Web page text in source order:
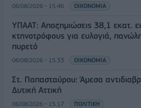
06/08/2026 - 15:46 ΟΙΚΟΝΟΜΙΑ
ΥΠΑΑΤ: Αποζημιώσεις 38,1 εκατ.
κτηνοτρόφους για ευλογιά,
πυρετό
06/08/2026 - 15:33 ΟΙΚΟΝΟΜΙΑ
Στ. Παπασταύρου: Άμεσα
Δυτική Αττική
06/08/2026 - 15:17 ΠΟΛΙΤΙΚΗ